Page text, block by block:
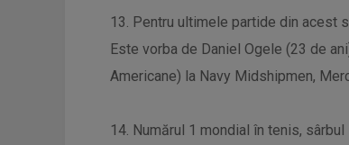
13. Pentru ultimele partide din acest
Este vorba de Daniel Ogele (23 de
Americane) la Navy Midshipmen,
14. Numărul 1 mondial în tenis,